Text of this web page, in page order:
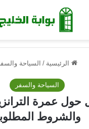
الرئيسية / السياحة
السياحة والسفر
حول عمرة
والشروط